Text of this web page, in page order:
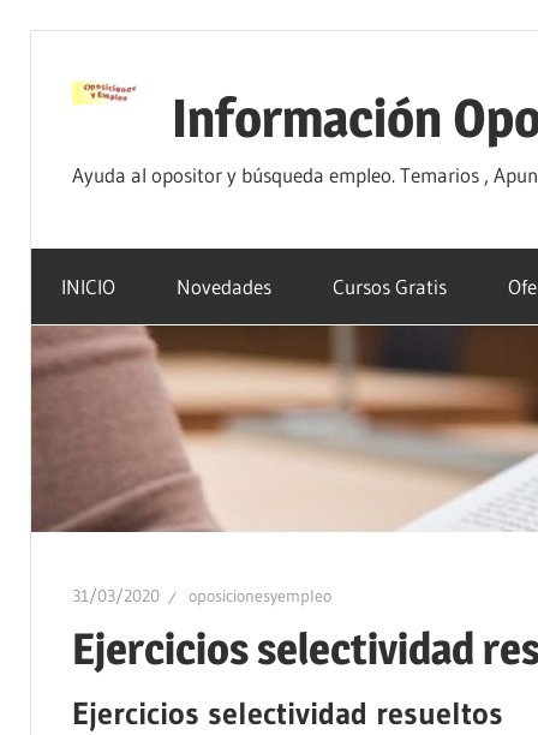
Información
Ayuda al opositor y búsqueda empleo. Temarios ,
INICIO Novedades Cursos Gratis
31/03/2020 oposicionesyempleo
Ejercicios selectividad
Ejercicios selectividad resueltos